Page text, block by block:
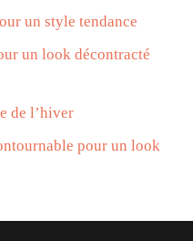
un style tendance
un look décontracté
de l’hiver
pour un look